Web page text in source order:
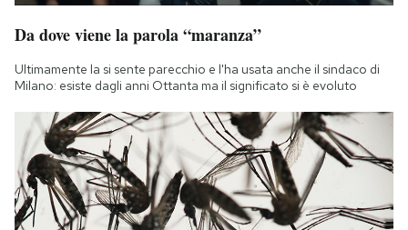
Da dove viene la parola “maranza”
Ultimamente la si sente parecchio e l'ha usata anche il sindaco di
Milano: esiste dagli anni Ottanta ma il significato si è evoluto